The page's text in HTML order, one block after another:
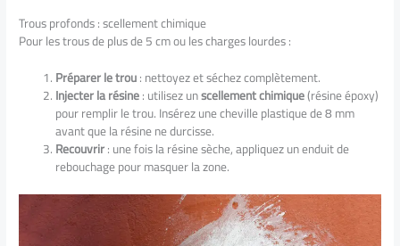
Trous profonds : scellement chimique
Pour les trous de plus de 5 cm ou les charges lourdes :
Préparer le trou: nettoyez et séchez complètement.
Injecter la résine: utilisez unscellement chimique(résine époxy)
pour remplir le trou. Insérez une cheville plastique de 8 mm
avant que la résine ne durcisse.
Recouvrir: une fois la résine sèche, appliquez un enduit de
rebouchage pour masquer la zone.